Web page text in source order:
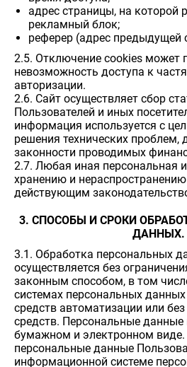
адрес страницы, на которой
рекламный блок;
реферер (адрес предыдущей
2.5. Отключение cookies может
невозможность доступа к
авторизации.
2.6. Сайт осуществляет сбор
Пользователей и иных
информация используется с
решения технических проблем,
законности проводимых
2.7. Любая иная персональная
хранению и нераспространению
действующим
3. СПОСОБЫ И СРОКИ
ДАННЫХ.
3.1. Обработка персональных
осуществляется без
законным способом, в том
системах персональных
средств автоматизации или
средств. Персональные данные
бумажном и электронном
персональные данные
информационной системе